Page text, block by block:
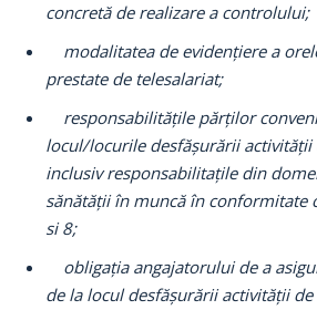
concretă de realizare a controlului;
modalitatea de evidențiere a
prestate de telesalariat;
responsabilitățile părților
locul/locurile desfășurării activității
inclusiv responsabilitațile din
sănătății în muncă în conformitate
si 8;
obligația angajatorului de a
de la locul desfășurării activității